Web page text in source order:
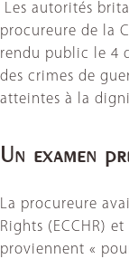
Les autorités
procureure de la
rendu public le 4
des crimes de
atteintes à la
Un examen
La procureure
Rights (ECCHR) et
proviennent «